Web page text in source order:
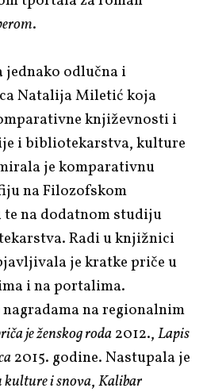
.
jednako odlučna i
Natalija Miletić koja
književnosti i
i bibliotekarstva, kulture
je komparativnu
na Filozofskom
na dodatnom studiju
Radi u knjižnici
je kratke priče u
i na portalima.
na regionalnim
je ženskog roda2012.,Lapis
2015. godine. Nastupala je
kulture i snova,Kalibar